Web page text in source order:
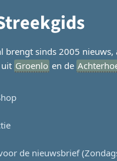
brengt sinds 2005 nieuws,
uit Groenlo en de
de nieuwsbrief